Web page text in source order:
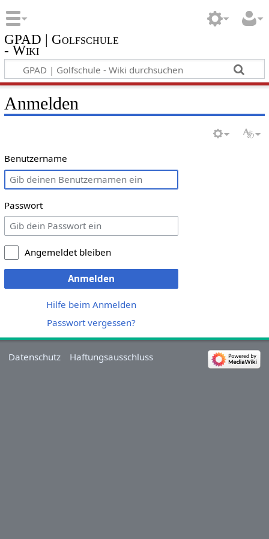
GPAD | Golfschule
- Wiki
Anmelden
Benutzername
Passwort
Angemeldet bleiben
Anmelden
Hilfe beim Anmelden
Passwort vergessen?
Datenschutz Haftungsausschluss